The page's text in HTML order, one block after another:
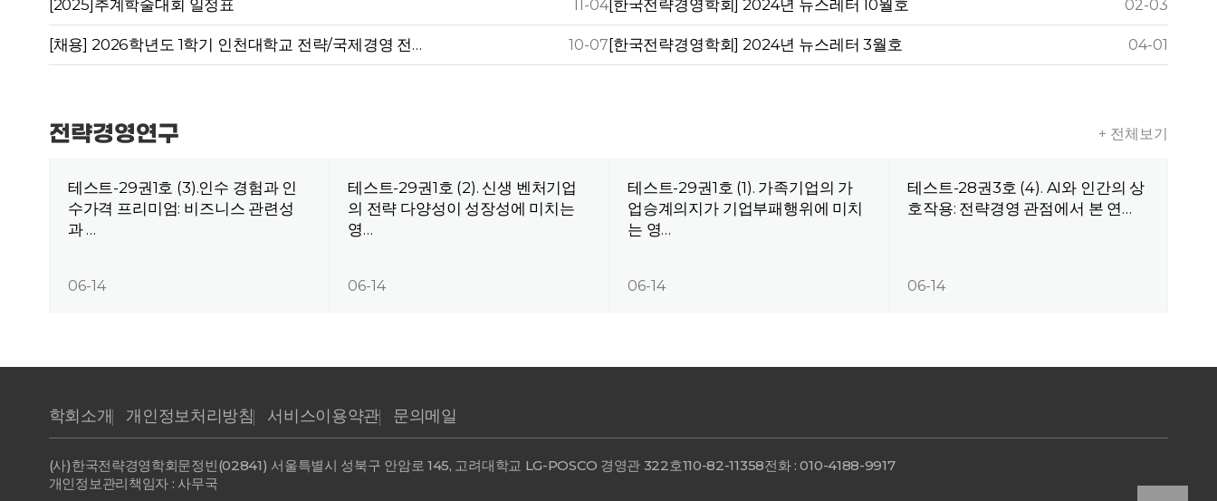
[2025]추계학술대회 일정표 11-04
[채용] 2026학년도 1학기 인천대학교 전략/국제경영 전… 10-07
[한국전략경영학회] 2024년 뉴스레터 10월호 02-03
[한국전략경영학회] 2024년 뉴스레터 3월호 04-01
전략경영연구 + 전체보기
테스트-29권1호 (3).인수 경험과 인
수가격 프리미엄: 비즈니스 관련성
과 …
06-14
테스트-29권1호 (2). 신생 벤처기업
의 전략 다양성이 성장성에 미치는
영…
06-14
테스트-29권1호 (1). 가족기업의 가
업승계의지가 기업부패행위에 미치
는 영…
06-14
테스트-28권3호 (4). AI와 인간의 상
호작용: 전략경영 관점에서 본 연…
06-14
학회소개 개인정보처리방침 서비스이용약관 문의메일
(사)한국전략경영학회문정빈(02841) 서울특별시 성북구 안암로 145, 고려대학교 LG-POSCO 경영관 322호110-82-11358전화 : 010-4188-9917
개인정보관리책임자 : 사무국